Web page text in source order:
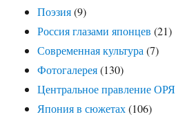
Поэзия(9)
Россия глазами японцев (21)
Современная культура (7)
Фотогалерея(130)
Центральное правление ОРЯ
Япония в сюжетах(106)